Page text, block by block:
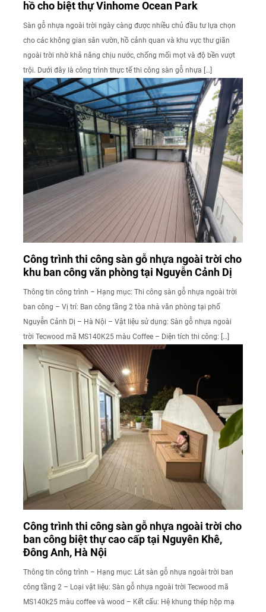
hồ cho biệt thự Vinhome Ocean Park
Sàn gỗ nhựa ngoài trời ngày càng được nhiều chủ đầu tư lựa chọn
cho các không gian sân vườn, hồ cảnh quan và khu vực thư giãn
ngoài trời nhờ khả năng chịu nước, chống mối mọt và độ bền vượt
trội. Dưới đây là công trình thực tế thi công sàn gỗ nhựa […]
Công trình thi công sàn gỗ nhựa ngoài trời cho
khu ban công văn phòng tại Nguyễn Cảnh Dị
Thông tin công trình – Hạng mục: Thi công sàn gỗ nhựa ngoài trời
ban công – Vị trí: Ban công tầng 2 tòa nhà văn phòng tại phố
Nguyễn Cảnh Dị – Hà Nội – Vật liệu sử dụng: Sàn gỗ nhựa ngoài
trời Tecwood mã MS140K25 màu Coffee – Diện tích thi công: […]
Công trình thi công sàn gỗ nhựa ngoài trời cho
ban công biệt thự cao cấp tại Nguyên Khê,
Đông Anh, Hà Nội
Thông tin công trình – Hạng mục: Lát sàn gỗ nhựa ngoài trời ban
công tầng 2 – Loại vật liệu: Sàn gỗ nhựa ngoài trời Tecwood mã
MS140k25 màu coffee và wood – Kết cấu: Hệ khung thép hộp mạ